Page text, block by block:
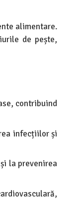
alimentare.
de pește,
contribuind
infecțiilor și
la prevenirea